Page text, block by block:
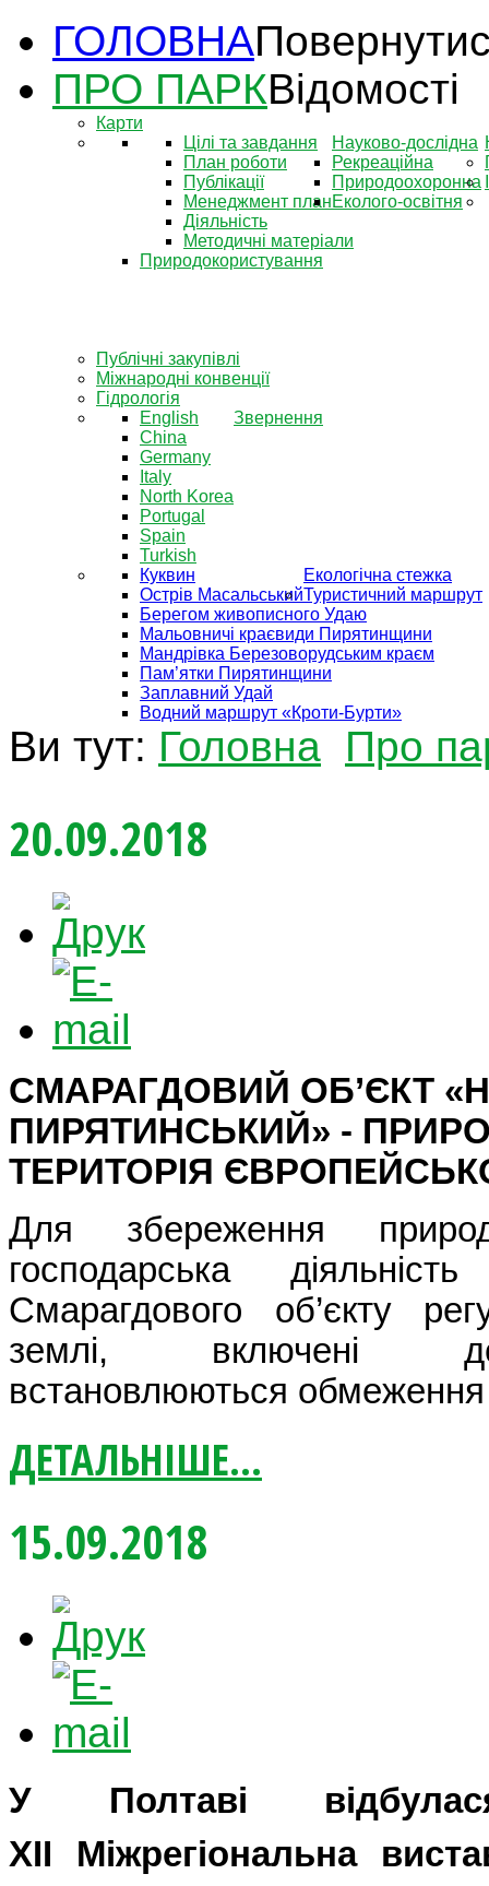
ГОЛОВНА
ПРО ПАРКВідомості
Карти
Науково-дослідна
Цілі та завдання
План роботи
Публікації
Менеджмент план
Рекреаційна
Природоохоронна
Еколого-освітня
Діяльність
Методичні матеріали
Природокористування
Публічні закупівлі
Міжнародні конвенції
Гідрологія
Звернення
English
China
Germany
Italy
North Korea
Portugal
Spain
Turkish
Екологічна стежка
Куквин
Острів МасальськийТуристичний маршрут
Берегом живописного Удаю
Мальовничі краєвиди Пирятинщини
Мандрівка Березоворудським краєм
Пам’ятки Пирятинщини
Заплавний Удай
Водний маршрут «Кроти-Бурти»
Ви тут: Головна Про
20.09.2018
СМАРАГДОВИЙ ОБ’ЄКТ
ПИРЯТИНСЬКИЙ» -
ТЕРИТОРІЯ
Для збереження
господарська
Смарагдового об’єкту
землі, включені
встановлюються обмеження
ДЕТАЛЬНІШЕ...
15.09.2018
У Полтаві
XII Міжрегіональна